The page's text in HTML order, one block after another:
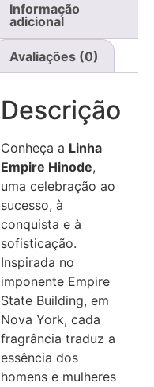
Informação
adicional
Avaliações (0)
Descrição
Conheça a Linha
Empire Hinode,
uma celebração ao
sucesso, à
conquista e à
sofisticação.
Inspirada no
imponente Empire
State Building, em
Nova York, cada
fragrância traduz a
essência dos
homens e mulheres